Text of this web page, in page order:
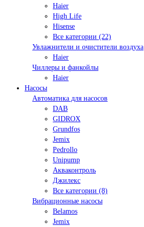
Haier
High Life
Hisense
Все категории (22)
Увлажнители и очистители воздуха
Haier
Чиллеры и фанкойлы
Haier
Насосы
Автоматика для насосов
DAB
GIDROX
Grundfos
Jemix
Pedrollo
Unipump
Акваконтроль
Джилекс
Все категории (8)
Вибрационные насосы
Belamos
Jemix